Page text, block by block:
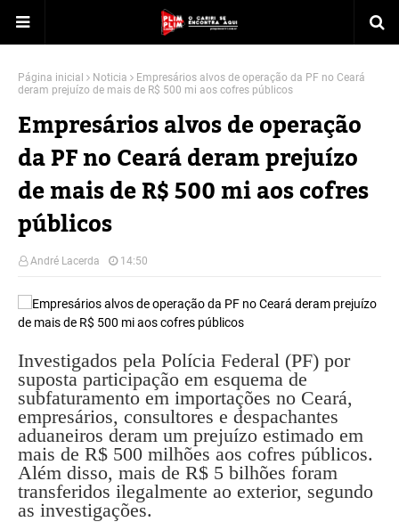
Página inicial Noticia
Empresários alvos de operação da PF no Ceará
deram prejuízo de mais de R$ 500 mi aos cofres públicos
Empresários alvos de operação
da PF no Ceará deram prejuízo
de mais de R$ 500 mi aos cofres
públicos
André Lacerda 14:50
Investigados pela Polícia Federal (PF) por
suposta participação em esquema de
subfaturamento em importações no Ceará,
empresários, consultores e despachantes
aduaneiros deram um prejuízo estimado em
mais de R$ 500 milhões aos cofres públicos.
Além disso, mais de R$ 5 bilhões foram
transferidos ilegalmente ao exterior, segundo
as investigações.